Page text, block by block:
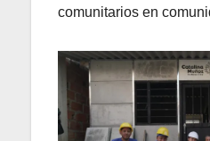
comunitarios en